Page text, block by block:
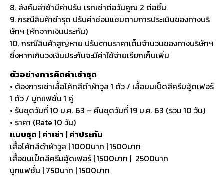
8. ส่งคืนล่าช้ามีค่าปรับ เรทเช่าต่อวันคูณ 2 ต่อชิ้น
9. กรณีสินค้าชำรุด ปรับค่าซ่อมแซมตามการประเมินของทางบริ
ษัทฯ (หักจากเงินประกัน)
10. กรณีสินค้าสูญหาย ปรับตามราคาเต็มจำนวนของทางบริษัทฯ
ซึ่งหากเกินวงเงินประกันจะมีค่าใช้จ่ายเรียกเก็บเพิ่ม
ตัวอย่างการคิดค่าเช่าชุด
• ต้องการเช่าเสื้อโค้ทสีดำผ้าวูล 1 ตัว / เสื้อขนเป็ดสีครีมฮู้ดเฟอร์
1 ตัว / บูทแฟชั่น 1 คู่
• รับชุดวันที่ 10 ม.ค. 63 – คืนชุดวันที่ 19 ม.ค. 63 (รวม 10 วัน)
• ราคา (Rate 10 วัน)
แบบชุด | ค่าเช่า | ค่าประกัน
เสื้อโค้ทสีดำผ้าวูล | 1000บาท | 1500บาท
เสื้อขนเป็ดสีครีมฮู้ดเฟอร์ | 1500บาท | 2500บาท
บูทแฟชั่น | 750บาท | 1500บาท